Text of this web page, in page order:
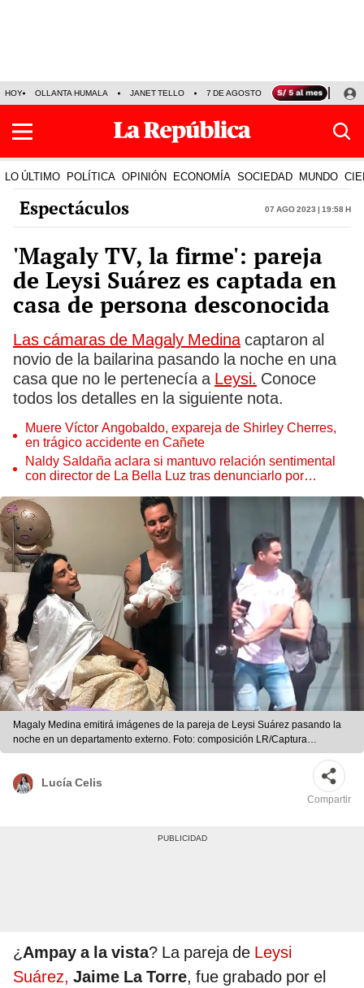
HOY OLLANTA HUMALA JANET TELLO 7 DE AGOSTO TINKA RESULTADOS
LO ÚLTIMO POLÍTICA OPINIÓN ECONOMÍA SOCIEDAD MUNDO
Espectáculos 07 Ago 2023 | 19:58 h
'Magaly TV, la firme': pareja
de Leysi Suárez es captada en
casa de persona desconocida
Las cámaras de Magaly Medinacaptaron al
novio de la bailarina pasando la noche en una
casa que no le pertenecía a Leysi. Conoce
todos los detalles en la siguiente nota.
Muere Víctor Angobaldo, expareja de Shirley Cherres,
en trágico accidente en Cañete
Naldy Saldaña aclara si mantuvo relación sentimental
con director de La Bella Luz tras denunciarlo por
Magaly Medina emitirá imágenes de la pareja de Leysi Suárez pasando la
noche en un departamento externo. Foto: composición LR/Captura
ATV/Instagram/Leysi Suárez
Lucía Celis
Compartir
¿Ampay a la vista? La pareja de Leysi
Suárez, Jaime La Torre, fue grabado por el